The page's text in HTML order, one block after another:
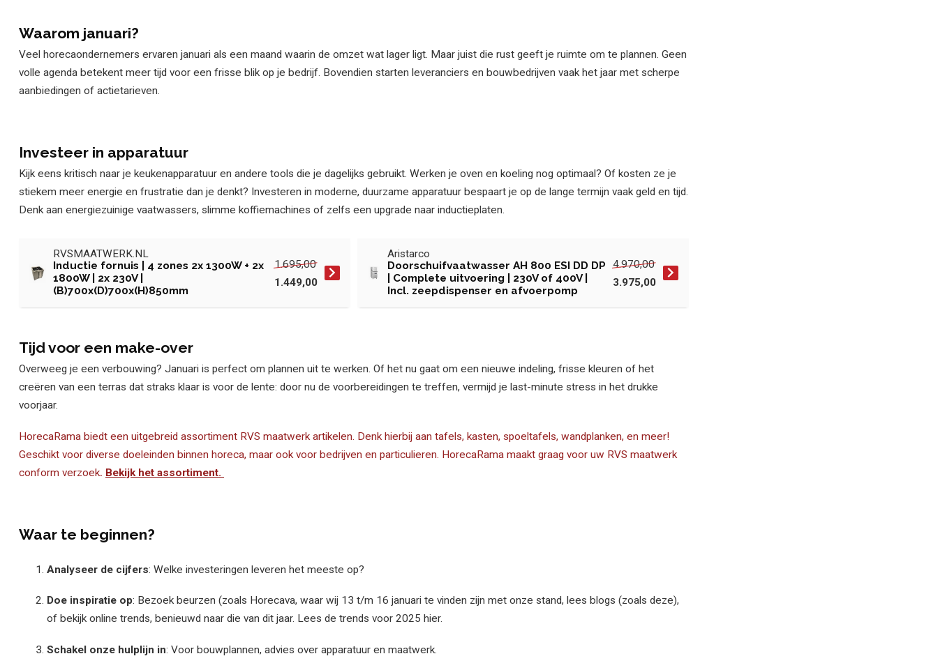
Waarom januari?
Veel horecaondernemers ervaren januari als een maand waarin de omzet wat lager ligt. Maar juist die rust geeft je ruimte om te plannen. Geen
volle agenda betekent meer tijd voor een frisse blik op je bedrijf. Bovendien starten leveranciers en bouwbedrijven vaak het jaar met scherpe
aanbiedingen of actietarieven.
Investeer in apparatuur
Kijk eens kritisch naar je keukenapparatuur en andere tools die je dagelijks gebruikt. Werken je oven en koeling nog optimaal? Of kosten ze je
stiekem meer energie en frustratie dan je denkt? Investeren in moderne, duurzame apparatuur bespaart je op de lange termijn vaak geld en tijd.
Denk aan energiezuinige vaatwassers, slimme koffiemachines of zelfs een upgrade naar inductieplaten.
RVSMAATWERK.NL
Inductie fornuis | 4 zones 2x 1300W + 2x
1800W | 2x 230V |
(B)700x(D)700x(H)850mm
1.695,00
1.449,00
Aristarco
Doorschuifvaatwasser AH 800 ESI DD DP
| Complete uitvoering | 230V of 400V |
Incl. zeepdispenser en afvoerpomp
4.970,00
3.975,00
Tijd voor een make-over
Overweeg je een verbouwing? Januari is perfect om plannen uit te werken. Of het nu gaat om een nieuwe indeling, frisse kleuren of het
creëren van een terras dat straks klaar is voor de lente: door nu de voorbereidingen te treffen, vermijd je last-minute stress in het drukke
voorjaar.
HorecaRama biedt een uitgebreid assortiment RVS maatwerk artikelen. Denk hierbij aan tafels, kasten, spoeltafels, wandplanken, en meer!
Geschikt voor diverse doeleinden binnen horeca, maar ook voor bedrijven en particulieren. HorecaRama maakt graag voor uw RVS maatwerk
conform verzoek Bekijk het assortiment.
Waar te beginnen?
Analyseer de cijfers: Welke investeringen leveren het meeste op?
Doe inspiratie op: Bezoek beurzen (zoals Horecava, waar wij 13 t/m 16 januari te vinden zijn met onze stand, lees blogs (zoals deze),
of bekijk online trends, benieuwd naar die van dit jaar. Lees de trends voor 2025 hier.
Schakel onze hulplijn in: Voor bouwplannen, advies over apparatuur en maatwerk.